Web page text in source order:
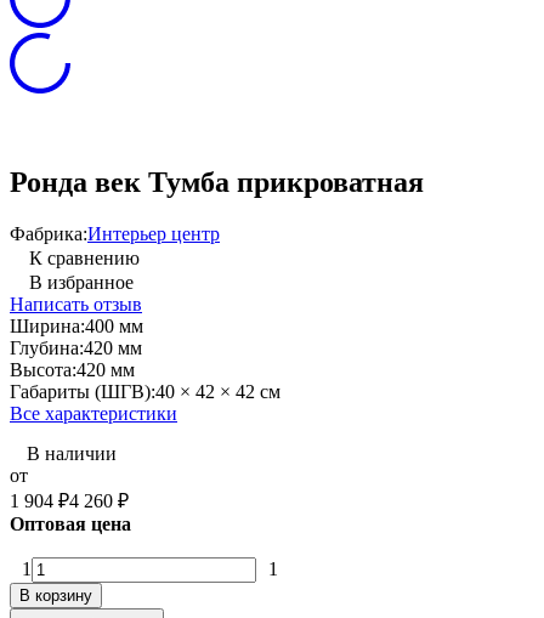
Ронда век Тумба прикроватная
Фабрика:Интерьер центр
К сравнению
В избранное
Написать отзыв
Ширина:400 мм
Глубина:420 мм
Высота:420 мм
Габариты (ШГВ):40 × 42 × 42 см
Все характеристики
В наличии
от
1 904 ₽4 260 ₽
Оптовая цена
1 1
В корзину